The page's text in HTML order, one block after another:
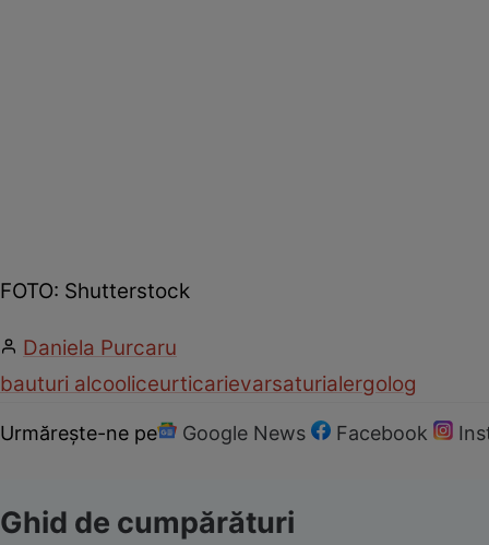
FOTO: Shutterstock
Daniela Purcaru
bauturi alcooliceurticarievarsaturialergolog
Urmărește-ne pe Google News Facebook
Ghid de cumpărături